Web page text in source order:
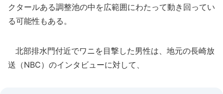
クタールある調整池の中を広範囲にわたって動き回ってい
る可能性もある。
北部排水門付近でワニを目撃した男性は、地元の長崎放
送（NBC）のインタビューに対して、